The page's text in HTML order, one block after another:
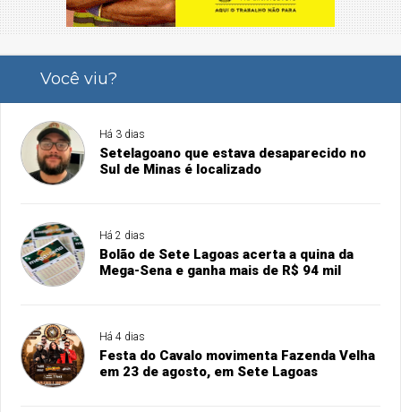
Você viu?
Há 3 dias
Setelagoano que estava desaparecido no
Sul de Minas é localizado
Há 2 dias
Bolão de Sete Lagoas acerta a quina da
Mega-Sena e ganha mais de R$ 94 mil
Há 4 dias
Festa do Cavalo movimenta Fazenda Velha
em 23 de agosto, em Sete Lagoas